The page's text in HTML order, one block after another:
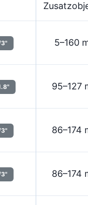
5–160
95–127
86–174
86–174